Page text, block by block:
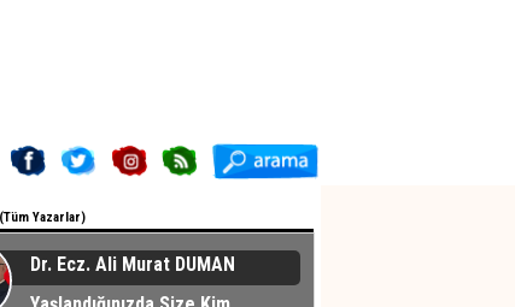
(Tüm Yazarlar)
Dr. Ecz. Ali Murat DUMAN